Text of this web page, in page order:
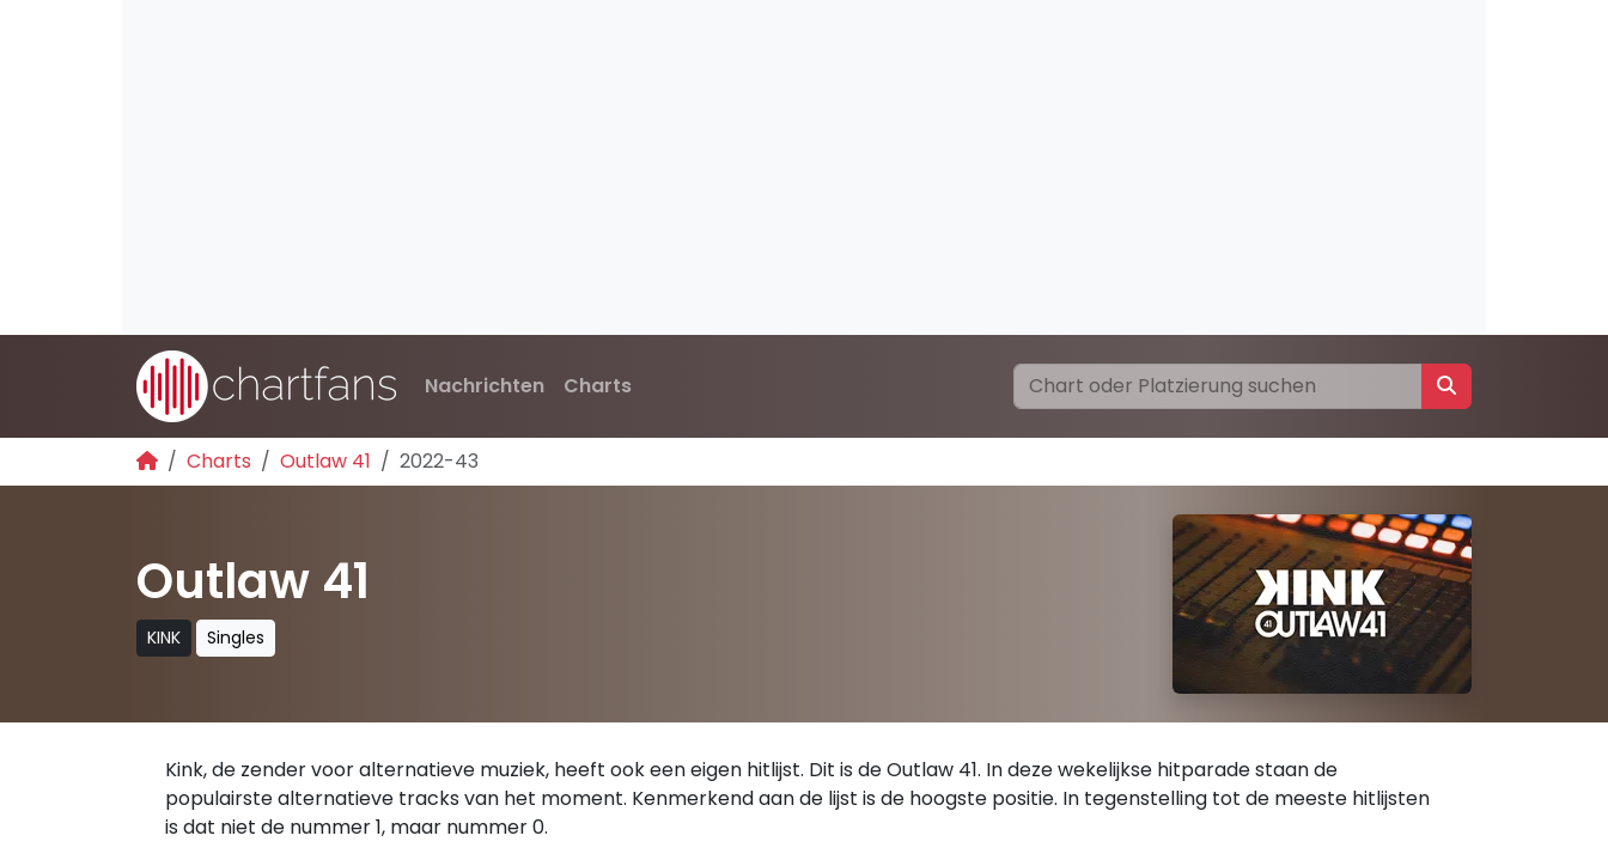
Nachrichten Charts
Charts Outlaw 41 2022-43
Outlaw 41
KINK Singles
Kink, de zender voor alternatieve muziek, heeft ook een eigen hitlijst. Dit is de Outlaw 41. In deze wekelijkse hitparade staan de
populairste alternatieve tracks van het moment. Kenmerkend aan de lijst is de hoogste positie. In tegenstelling tot de meeste hitlijsten
is dat niet de nummer 1, maar nummer 0.